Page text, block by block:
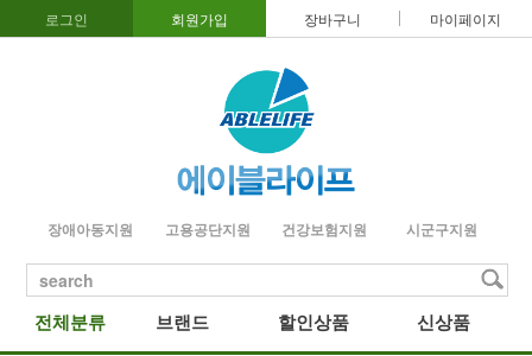
로그인 회원가입 장바구니 마이페이지
장애아동지원 고용공단지원 건강보험지원 시군구지원
search
전체분류 브랜드 할인상품 신상품